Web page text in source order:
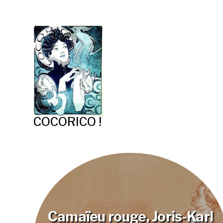
COCORICO !
Camaïeu rouge, Joris-Karl